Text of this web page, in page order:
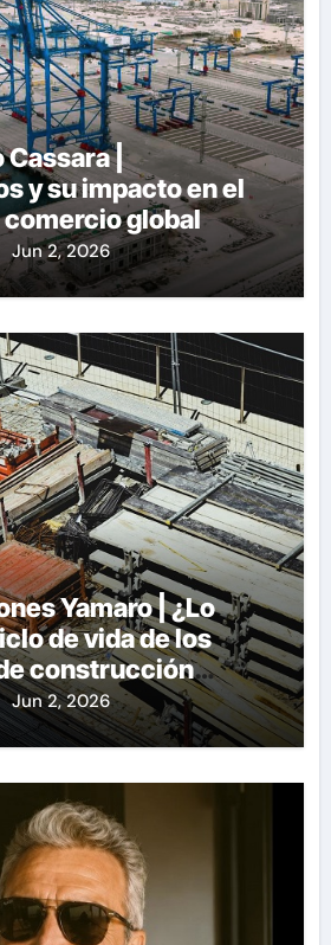
Cassara |
y su impacto en el
global
Jun 2, 2026
Yamaro | ¿Lo
de vida de los
construcción
en
Jun 2, 2026